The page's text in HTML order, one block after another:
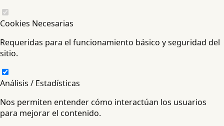
Cookies Necesarias
Requeridas para el funcionamiento básico y seguridad del
sitio.
Análisis / Estadísticas
Nos permiten entender cómo interactúan los usuarios
para mejorar el contenido.